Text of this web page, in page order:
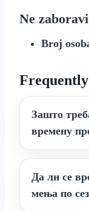
Ne
Broj
Зашто
времену
Да ли се
мења по